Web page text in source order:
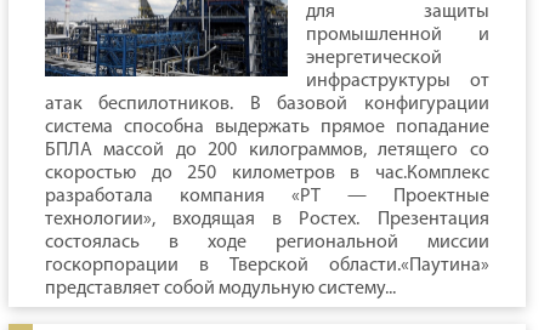
для защиты
промышленной и
энергетической
инфраструктуры от
атак беспилотников. В базовой конфигурации
система способна выдержать прямое попадание
БПЛА массой до 200 килограммов, летящего со
скоростью до 250 километров в час.Комплекс
разработала компания «РТ — Проектные
технологии», входящая в Ростех. Презентация
состоялась в ходе региональной миссии
госкорпорации в Тверской области.«Паутина»
представляет собой модульную систему...